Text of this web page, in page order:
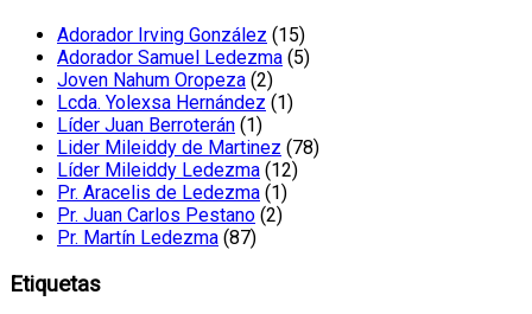
Adorador Irving González (15)
Adorador Samuel Ledezma (5)
Joven Nahum Oropeza (2)
Lcda. Yolexsa Hernández (1)
Líder Juan Berroterán (1)
Lider Mileiddy de Martinez (78)
Líder Mileiddy Ledezma (12)
Pr. Aracelis de Ledezma (1)
Pr. Juan Carlos Pestano (2)
Pr. Martín Ledezma (87)
Etiquetas